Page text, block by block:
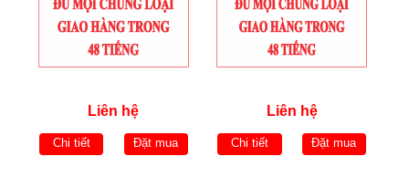
Liên hệ
Chi tiết Đặt mua
Liên hệ
Chi tiết Đặt mua